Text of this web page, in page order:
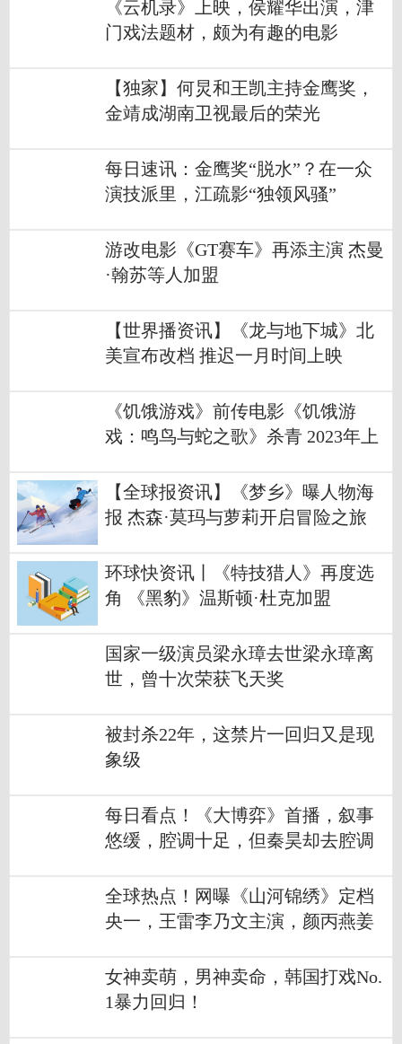
《云机录》上映，侯耀华出演，津
门戏法题材，颇为有趣的电影
【独家】何炅和王凯主持金鹰奖，
金靖成湖南卫视最后的荣光
每日速讯：金鹰奖“脱水”？在一众
演技派里，江疏影“独领风骚”
游改电影《GT赛车》再添主演 杰曼
·翰苏等人加盟
【世界播资讯】《龙与地下城》北
美宣布改档 推迟一月时间上映
《饥饿游戏》前传电影《饥饿游
戏：鸣鸟与蛇之歌》杀青 2023年上
【全球报资讯】《梦乡》曝人物海
报 杰森·莫玛与萝莉开启冒险之旅
环球快资讯丨《特技猎人》再度选
角 《黑豹》温斯顿·杜克加盟
国家一级演员梁永璋去世梁永璋离
世，曾十次荣获飞天奖
被封杀22年，这禁片一回归又是现
象级
每日看点！《大博弈》首播，叙事
悠缓，腔调十足，但秦昊却去腔调
全球热点！网曝《山河锦绣》定档
央一，王雷李乃文主演，颜丙燕姜
女神卖萌，男神卖命，韩国打戏No.
1暴力回归！